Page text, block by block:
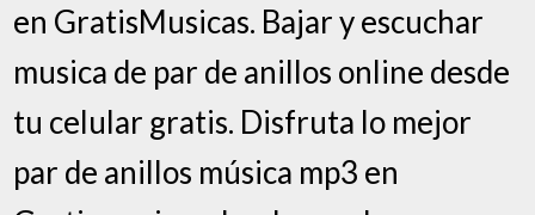
en GratisMusicas. Bajar y escuchar
musica de par de anillos online desde
tu celular gratis. Disfruta lo mejor
par de anillos música mp3 en